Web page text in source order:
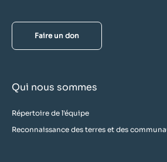
Faire un don
Qui nous sommes
Répertoire de l'équipe
Reconnaissance des terres et des